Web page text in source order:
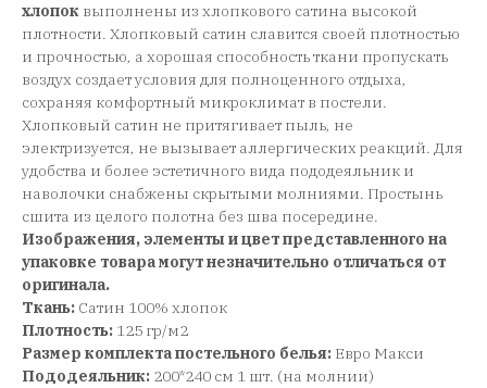
хлопок выполнены из хлопкового сатина высокой
плотности. Хлопковый сатин славится своей плотностью
и прочностью, а хорошая способность ткани пропускать
воздух создает условия для полноценного отдыха,
сохраняя комфортный микроклимат в постели.
Хлопковый сатин не притягивает пыль, не
электризуется, не вызывает аллергических реакций. Для
удобства и более эстетичного вида пододеяльник и
наволочки снабжены скрытыми молниями. Простынь
сшита из целого полотна без шва посередине.
Изображения, элементы и цвет представленного на
упаковке товара могут незначительно отличаться от
оригинала.
Ткань: Сатин 100% хлопок
Плотность: 125 гр/м2
Размер комплекта постельного белья: Евро Макси
Пододеяльник: 200*240 см 1 шт. (на молнии)